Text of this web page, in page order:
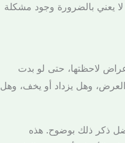
لا يعني بالضرورة وجود مشكلة
لاحظتها، حتى لو بدت
وهل يزداد أو يخف، وهل
ذكر ذلك بوضوح. هذه